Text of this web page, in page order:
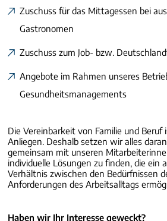
Zuschuss für das Mittagessen bei
Gastronomen
Zuschuss zum Job- bzw.
Angebote im Rahmen unseres
Gesundheitsmanagements
Die Vereinbarkeit von Familie und
Anliegen. Deshalb setzen wir alles
gemeinsam mit unseren
individuelle Lösungen zu finden, die ein
Verhältnis zwischen den Bedürfnissen
Anforderungen des Arbeitsalltags
Haben wir Ihr Interesse geweckt?